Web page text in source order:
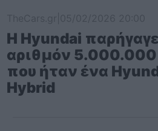
Η Hyundai
αριθμόν 5.000.000
που ήταν ένα
Hybrid